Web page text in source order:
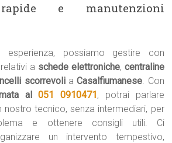
e manutenzioni
esperienza, possiamo gestire con
a schede elettroniche, centraline
scorrevoliaCasalfiumanese. Con
al051 0910471, potrai parlare
nostro tecnico, senza intermediari, per
e ottenere consigli utili. Ci
un intervento tempestivo,